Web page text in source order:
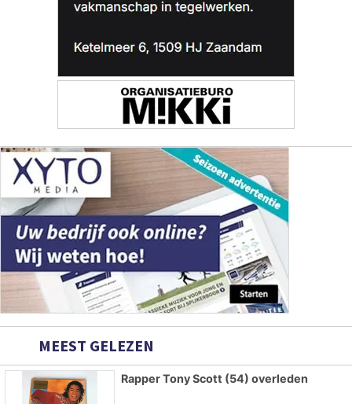
MEEST GELEZEN
Rapper Tony Scott (54) overleden